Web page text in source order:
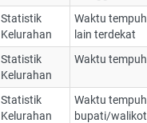
Statistik
Kelurahan
Waktu
lain terdekat
Statistik
Kelurahan
Waktu
Statistik
Kelurahan
Waktu
bupati/